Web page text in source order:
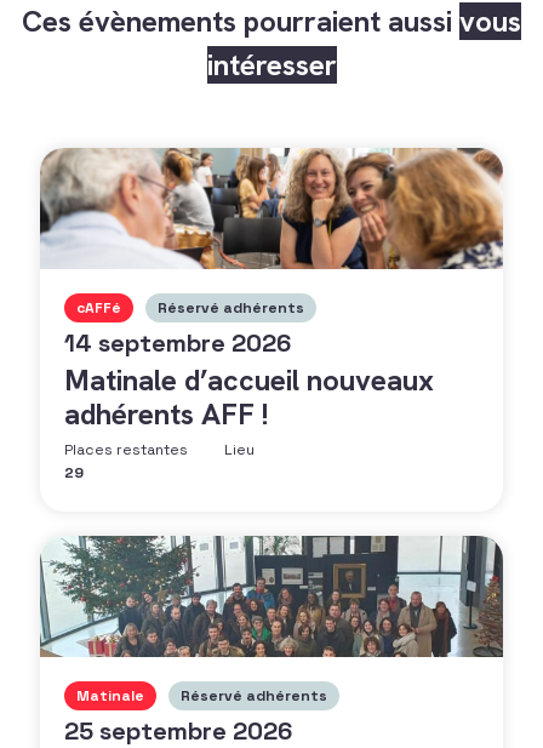
Ces évènements pourraient aussi vous
intéresser
cAFFé Réservé adhérents
14 septembre 2026
Matinale d’accueil nouveaux
adhérents AFF !
Places restantes
29
Lieu
Matinale Réservé adhérents
25 septembre 2026